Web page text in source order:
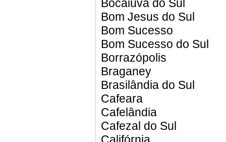
Bocaiúva do Sul
Bom Jesus do Sul
Bom Sucesso
Bom Sucesso do Sul
Borrazópolis
Braganey
Brasilândia do Sul
Cafeara
Cafelândia
Cafezal do Sul